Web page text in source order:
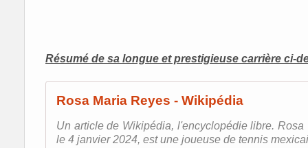
Résumé de sa longue et prestigieuse carrière ci-
Rosa Maria Reyes - Wikipédia
Un article de Wikipédia, l'encyclopédie libre.
le 4 janvier 2024, est une joueuse de tennis